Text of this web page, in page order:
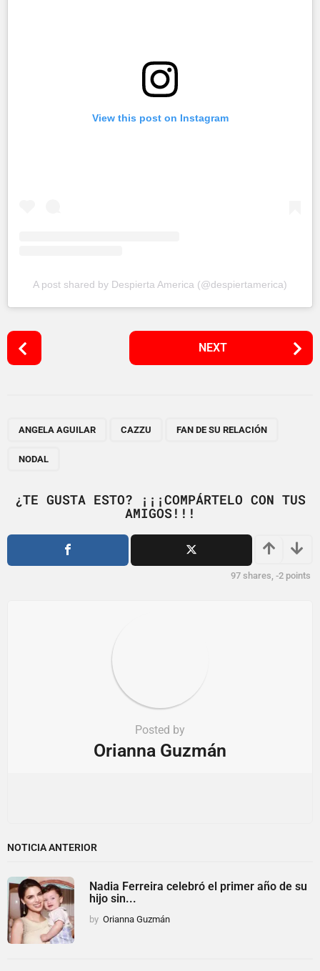
View this post on Instagram
A post shared by Despierta America (@despiertamerica)
P
o
i
o
NEXT
ANGELA AGUILAR CAZZU FAN DE SU RELACIÓN
NODAL
¿TE GUSTA ESTO? ¡¡¡COMPÁRTELO CON TUS
AMIGOS!!!
97 shares, -2 points
Posted by
Orianna Guzmán
NOTICIA ANTERIOR
Nadia Ferreira celebró el primer año de su
hijo sin...
by Orianna Guzmán